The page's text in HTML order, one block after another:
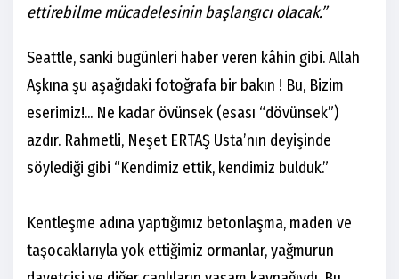
ettirebilme mücadelesinin başlangıcı olacak.”
Seattle, sanki bugünleri haber veren kâhin gibi. Allah
Aşkına şu aşağıdaki fotoğrafa bir bakın ! Bu, Bizim
eserimiz!... Ne kadar övünsek (esası “dövünsek”)
azdır. Rahmetli, Neşet ERTAŞ Usta’nın deyişinde
söylediği gibi “Kendimiz ettik, kendimiz bulduk.”
Kentleşme adına yaptığımız betonlaşma, maden ve
taşocaklarıyla yok ettiğimiz ormanlar, yağmurun